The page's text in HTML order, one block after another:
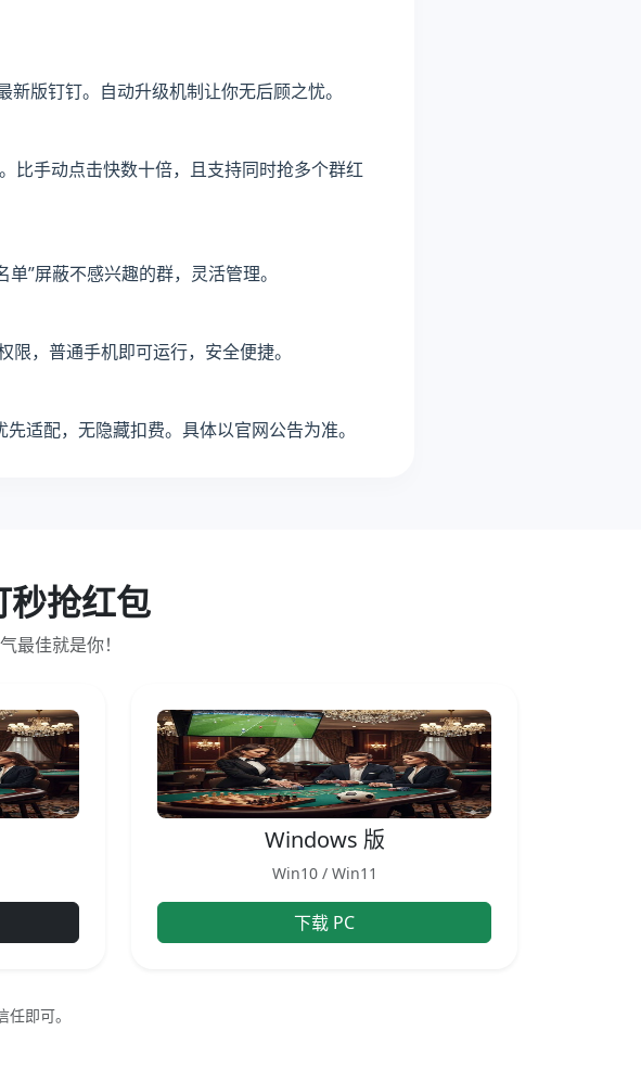
版钉钉。自动升级机制让你无后顾之忧。
比手动点击快数十倍，且支持同时抢多个群红
”屏蔽不感兴趣的群，灵活管理。
，普通手机即可运行，安全便捷。
适配，无隐藏扣费。具体以官网公告为准。
秒抢红包
最佳就是你！
Windows 版
Win10 / Win11
下载 PC
即可。